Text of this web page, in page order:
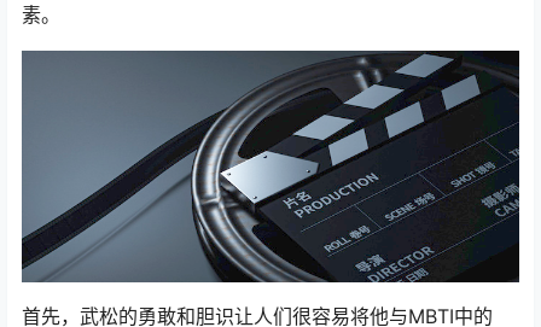
素。
首先，武松的勇敢和胆识让人们很容易将他与MBTI中的